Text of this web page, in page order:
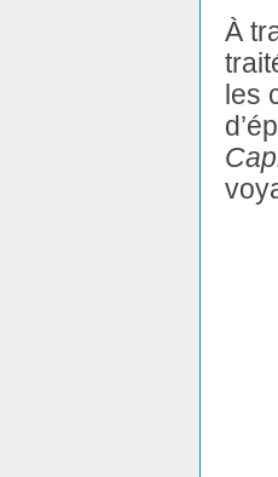
À
les